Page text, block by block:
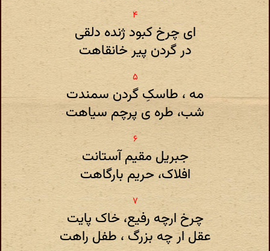
ای چرخ کبود ژنده دلقی
در گردن پیر خانقاهت
مه ، طاسکِ گردن سمندت
شب، طره ی پرچم سیاهت
جبریل مقیم آستانت
افلاک، حریم بارگاهت
چرخ ارچه رفیع، خاک پایت
عقل ار چه بزرگ ، طفل راهت